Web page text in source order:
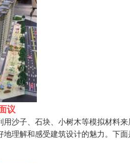
议
沙子、石块、小树木等模拟材料
理解和感受建筑设计的魅力。下